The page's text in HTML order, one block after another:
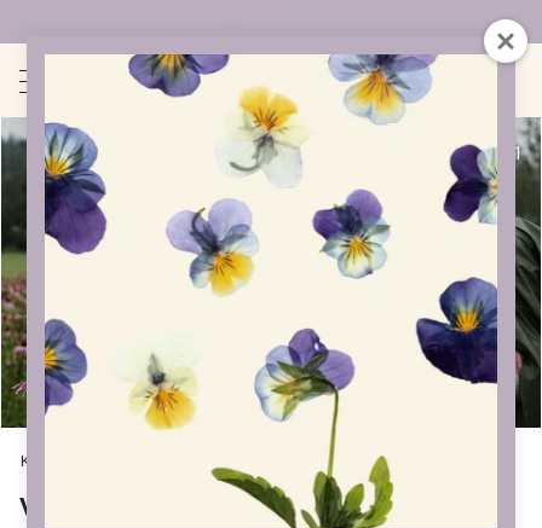
1/ 1
Kauppa Voimaantumis- ja hyvinvointiretriitti naisille
Voimaantumis- ja hyvinvointiretriitti